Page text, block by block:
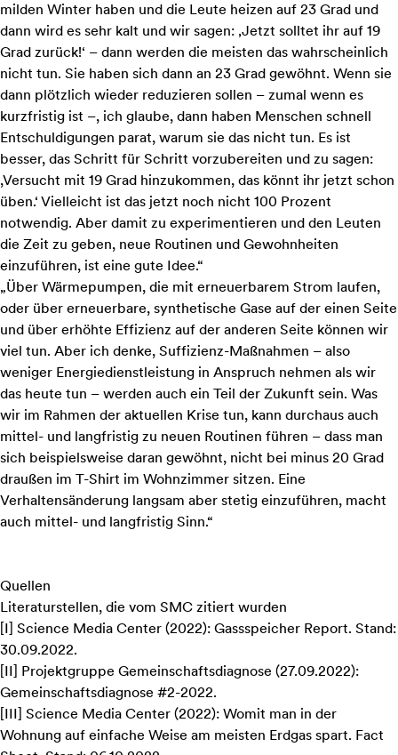
milden Winter haben und die Leute heizen auf 23 Grad und
dann wird es sehr kalt und wir sagen: ‚Jetzt solltet ihr auf 19
Grad zurück!‘ – dann werden die meisten das wahrscheinlich
nicht tun. Sie haben sich dann an 23 Grad gewöhnt. Wenn sie
dann plötzlich wieder reduzieren sollen – zumal wenn es
kurzfristig ist –, ich glaube, dann haben Menschen schnell
Entschuldigungen parat, warum sie das nicht tun. Es ist
besser, das Schritt für Schritt vorzubereiten und zu sagen:
,Versucht mit 19 Grad hinzukommen, das könnt ihr jetzt schon
üben.‘ Vielleicht ist das jetzt noch nicht 100 Prozent
notwendig. Aber damit zu experimentieren und den Leuten
die Zeit zu geben, neue Routinen und Gewohnheiten
einzuführen, ist eine gute Idee.“
„Über Wärmepumpen, die mit erneuerbarem Strom laufen,
oder über erneuerbare, synthetische Gase auf der einen Seite
und über erhöhte Effizienz auf der anderen Seite können wir
viel tun. Aber ich denke, Suffizienz-Maßnahmen – also
weniger Energiedienstleistung in Anspruch nehmen als wir
das heute tun – werden auch ein Teil der Zukunft sein. Was
wir im Rahmen der aktuellen Krise tun, kann durchaus auch
mittel- und langfristig zu neuen Routinen führen – dass man
sich beispielsweise daran gewöhnt, nicht bei minus 20 Grad
draußen im T-Shirt im Wohnzimmer sitzen. Eine
Verhaltensänderung langsam aber stetig einzuführen, macht
auch mittel- und langfristig Sinn.“
Quellen
Literaturstellen, die vom SMC zitiert wurden
[I] Science Media Center (2022): Gassspeicher Report. Stand:
30.09.2022.
[II] Projektgruppe Gemeinschaftsdiagnose (27.09.2022):
Gemeinschaftsdiagnose #2-2022.
[III] Science Media Center (2022): Womit man in der
Wohnung auf einfache Weise am meisten Erdgas spart. Fact